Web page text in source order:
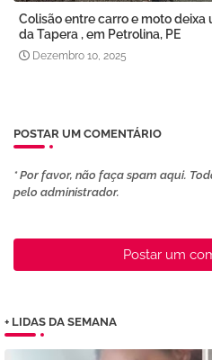
Colisão entre carro e moto
da Tapera , em Petrolina, PE
Dezembro 10, 2025
POSTAR UM COMENTÁRIO
* Por favor, não faça spam aqui.
pelo administrador.
Postar um
+ LIDAS DA SEMANA